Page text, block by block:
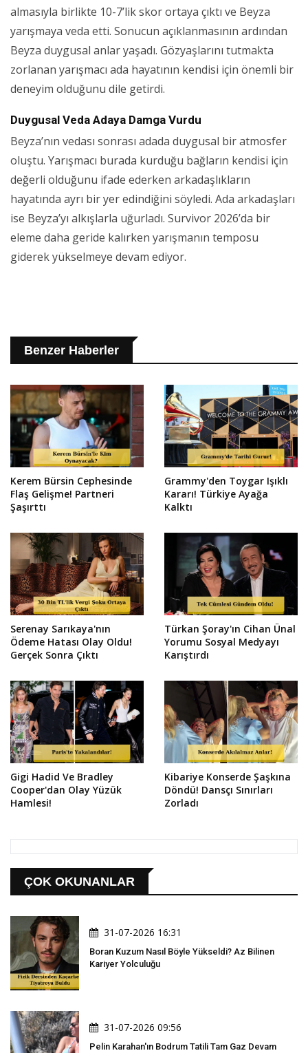
almasıyla birlikte 10-7’lik skor ortaya çıktı ve Beyza
yarışmaya veda etti. Sonucun açıklanmasının ardından
Beyza duygusal anlar yaşadı. Gözyaşlarını tutmakta
zorlanan yarışmacı ada hayatının kendisi için önemli bir
deneyim olduğunu dile getirdi.
Duygusal Veda Adaya Damga Vurdu
Beyza’nın vedası sonrası adada duygusal bir atmosfer
oluştu. Yarışmacı burada kurduğu bağların kendisi için
değerli olduğunu ifade ederken arkadaşlıkların
hayatında ayrı bir yer edindiğini söyledi. Ada arkadaşları
ise Beyza’yı alkışlarla uğurladı. Survivor 2026’da bir
eleme daha geride kalırken yarışmanın temposu
giderek yükselmeye devam ediyor.
Benzer Haberler
Kerem Bürsin Cephesinde
Flaş Gelişme! Partneri
Şaşırttı
Grammy'den Toygar Işıklı
Kararı! Türkiye Ayağa
Kalktı
Serenay Sarıkaya'nın
Ödeme Hatası Olay Oldu!
Gerçek Sonra Çıktı
Türkan Şoray'ın Cihan Ünal
Yorumu Sosyal Medyayı
Karıştırdı
Gigi Hadid Ve Bradley
Cooper'dan Olay Yüzük
Hamlesi!
Kibariye Konserde Şaşkına
Döndü! Dansçı Sınırları
Zorladı
ÇOK OKUNANLAR
31-07-2026 16:31
Boran Kuzum Nasıl Böyle Yükseldi? Az Bilinen
Kariyer Yolculuğu
31-07-2026 09:56
Pelin Karahan'ın Bodrum Tatili Tam Gaz Devam